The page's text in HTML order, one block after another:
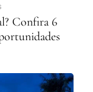
Confira 6